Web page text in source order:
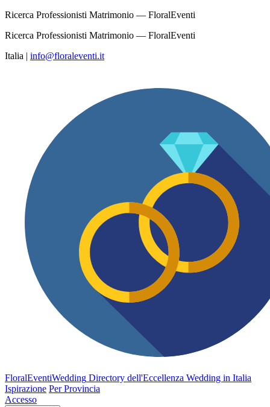
Ricerca Professionisti Matrimonio — FloralEventi
Ricerca Professionisti Matrimonio — FloralEventi
Italia | info@floraleventi.it
FloralEventiWedding Directory dell'Eccellenza Wedding in Italia
Ispirazione Per Provincia
Accesso